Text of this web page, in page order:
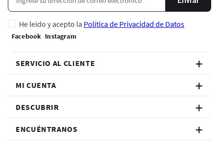
He leído y acepto la Política de Privacidad de Datos
SERVICIO AL CLIENTE
MI CUENTA
DESCUBRIR
ENCUÉNTRANOS